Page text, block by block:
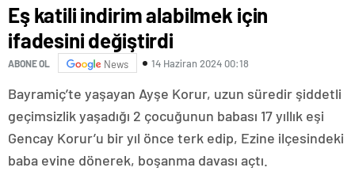
Eş katili indirim alabilmek için
ifadesini değiştirdi
ABONE OL News 14 Haziran 2024 00:18
Bayramiç’te yaşayan Ayşe Korur, uzun süredir şiddetli
geçimsizlik yaşadığı 2 çocuğunun babası 17 yıllık eşi
Gencay Korur’u bir yıl önce terk edip, Ezine ilçesindeki
baba evine dönerek, boşanma davası açtı.